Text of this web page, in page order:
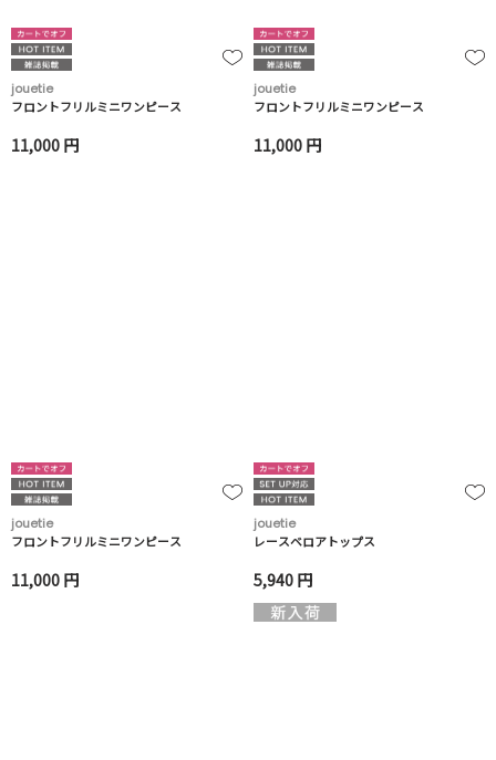
jouetie
フロントフリルミニワンピース
11,000 円
jouetie
フロントフリルミニワンピース
11,000 円
jouetie
フロントフリルミニワンピース
11,000 円
jouetie
レースベロアトップス
5,940 円